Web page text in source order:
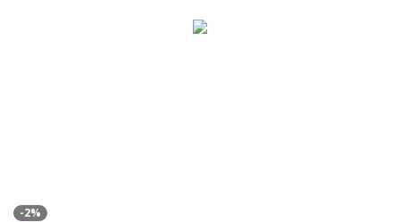
-2%